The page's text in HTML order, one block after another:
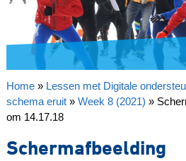
Home» Lessen met Digitale
schema eruit» Week 8 (2021) »
om 14.17.18
Schermafbeelding